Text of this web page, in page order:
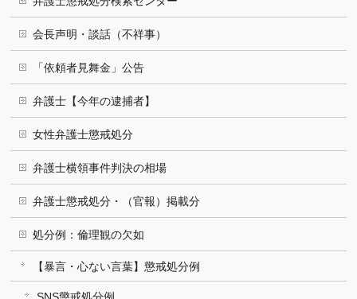
会長声明・談話（不祥事）
「依頼者見舞金」公告
弁護士【今年の逮捕者】
女性弁護士懲戒処分
弁護士横領事件判決の相場
弁護士懲戒処分・（官報）掲載分
処分例：倫理観の欠如
【暴言・心ない言葉】懲戒処分例
SNS懲戒処分例